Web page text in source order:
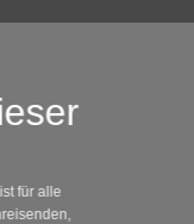
für alle